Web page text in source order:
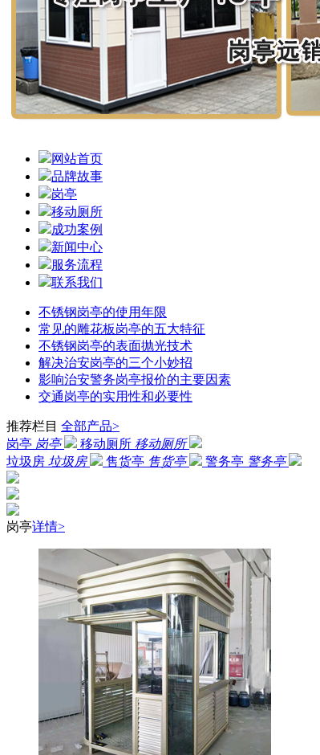
网站首页
品牌故事
岗亭
移动厕所
成功案例
新闻中心
服务流程
联系我们
不锈钢岗亭的使用年限
常见的雕花板岗亭的五大特征
不锈钢岗亭的表面抛光技术
解决治安岗亭的三个小妙招
影响治安警务岗亭报价的主要因素
交通岗亭的实用性和必要性
推荐栏目 全部产品>
岗亭 岗亭 移动厕所 移动厕所
垃圾房 垃圾房 售货亭 售货亭 警务亭 警务亭
岗亭详情>